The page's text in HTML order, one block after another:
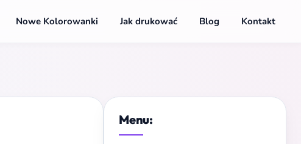
Nowe Kolorowanki Jak drukować Blog Kontakt
Menu: